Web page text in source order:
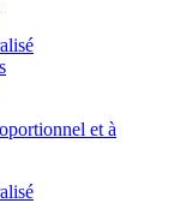
et à